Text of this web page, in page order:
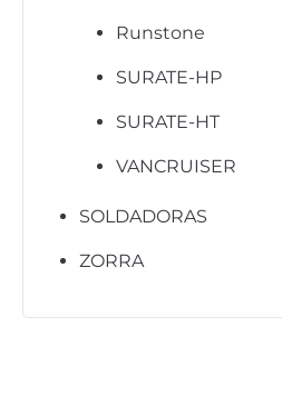
Runstone
SURATE-HP
SURATE-HT
VANCRUISER
SOLDADORAS
ZORRA